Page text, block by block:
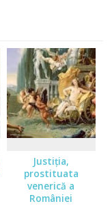
Justiţia,
prostituata
venerică a
României